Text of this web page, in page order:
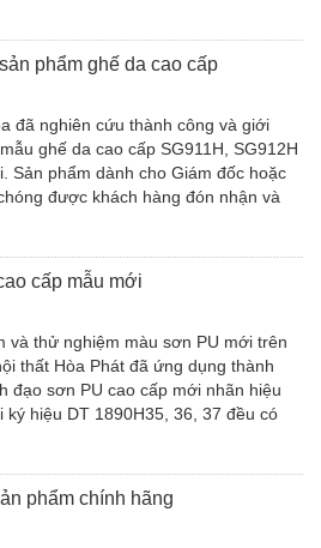
phẩm ghế da cao cấp
đã nghiên cứu thành công và giới
ghế da cao cấp SG911H, SG912H
Sản phẩm dành cho Giám đốc hoặc
được khách hàng đón nhận và
cấp mẫu mới
và thử nghiệm màu sơn PU mới trên
thất Hòa Phát đã ứng dụng thành
đạo sơn PU cao cấp mới nhãn hiệu
hiệu DT 1890H35, 36, 37 đều có
phẩm chính hãng